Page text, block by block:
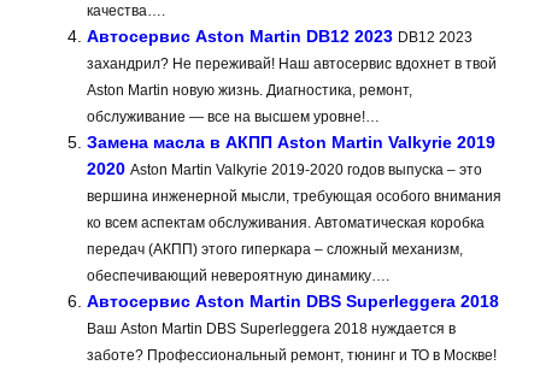
качества….
Автосервис Aston Martin DB12 2023 DB12 2023
захандрил? Не переживай! Наш автосервис вдохнет в твой
Aston Martin новую жизнь. Диагностика, ремонт,
обслуживание — все на высшем уровне!…
Замена масла в АКПП Aston Martin Valkyrie 2019
2020 Aston Martin Valkyrie 2019-2020 годов выпуска – это
вершина инженерной мысли, требующая особого внимания
ко всем аспектам обслуживания. Автоматическая коробка
передач (АКПП) этого гиперкара – сложный механизм,
обеспечивающий невероятную динамику….
Автосервис Aston Martin DBS Superleggera 2018
Ваш Aston Martin DBS Superleggera 2018 нуждается в
заботе? Профессиональный ремонт, тюнинг и ТО в Москве!